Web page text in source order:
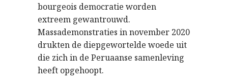
bourgeois democratie worden
extreem gewantrouwd.
Massademonstraties in november 2020
drukten de diepgewortelde woede uit
die zich in de Peruaanse samenleving
heeft opgehoopt.